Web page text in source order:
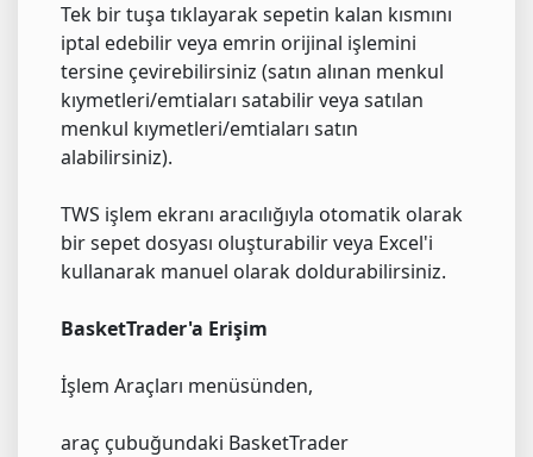
Tek bir tuşa tıklayarak sepetin kalan kısmını
iptal edebilir veya emrin orijinal işlemini
tersine çevirebilirsiniz (satın alınan menkul
kıymetleri/emtiaları satabilir veya satılan
menkul kıymetleri/emtiaları satın
alabilirsiniz).
TWS işlem ekranı aracılığıyla otomatik olarak
bir sepet dosyası oluşturabilir veya Excel'i
kullanarak manuel olarak doldurabilirsiniz.
BasketTrader'a Erişim
İşlem Araçları menüsünden,
araç çubuğundaki BasketTrader